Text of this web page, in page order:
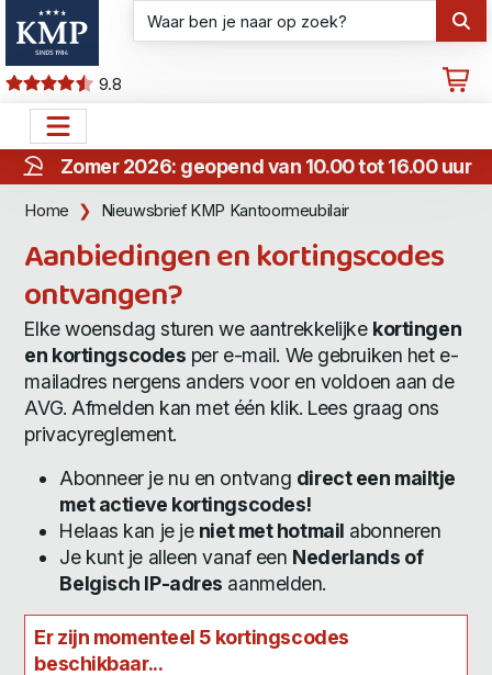
9.8
Zomer 2026: geopend van 10.00 tot 16.00 uur
Home Nieuwsbrief KMP Kantoormeubilair
Aanbiedingen en kortingscodes
ontvangen?
Elke woensdag sturen we aantrekkelijke kortingen
en kortingscodes per e-mail. We gebruiken het e-
mailadres nergens anders voor en voldoen aan de
AVG. Afmelden kan met één klik. Lees graag ons
privacyreglement.
Abonneer je nu en ontvang direct een mailtje
met actieve kortingscodes!
Helaas kan je je niet met hotmail abonneren
Je kunt je alleen vanaf een Nederlands of
Belgisch IP-adres aanmelden.
Er zijn momenteel 5 kortingscodes
beschikbaar...